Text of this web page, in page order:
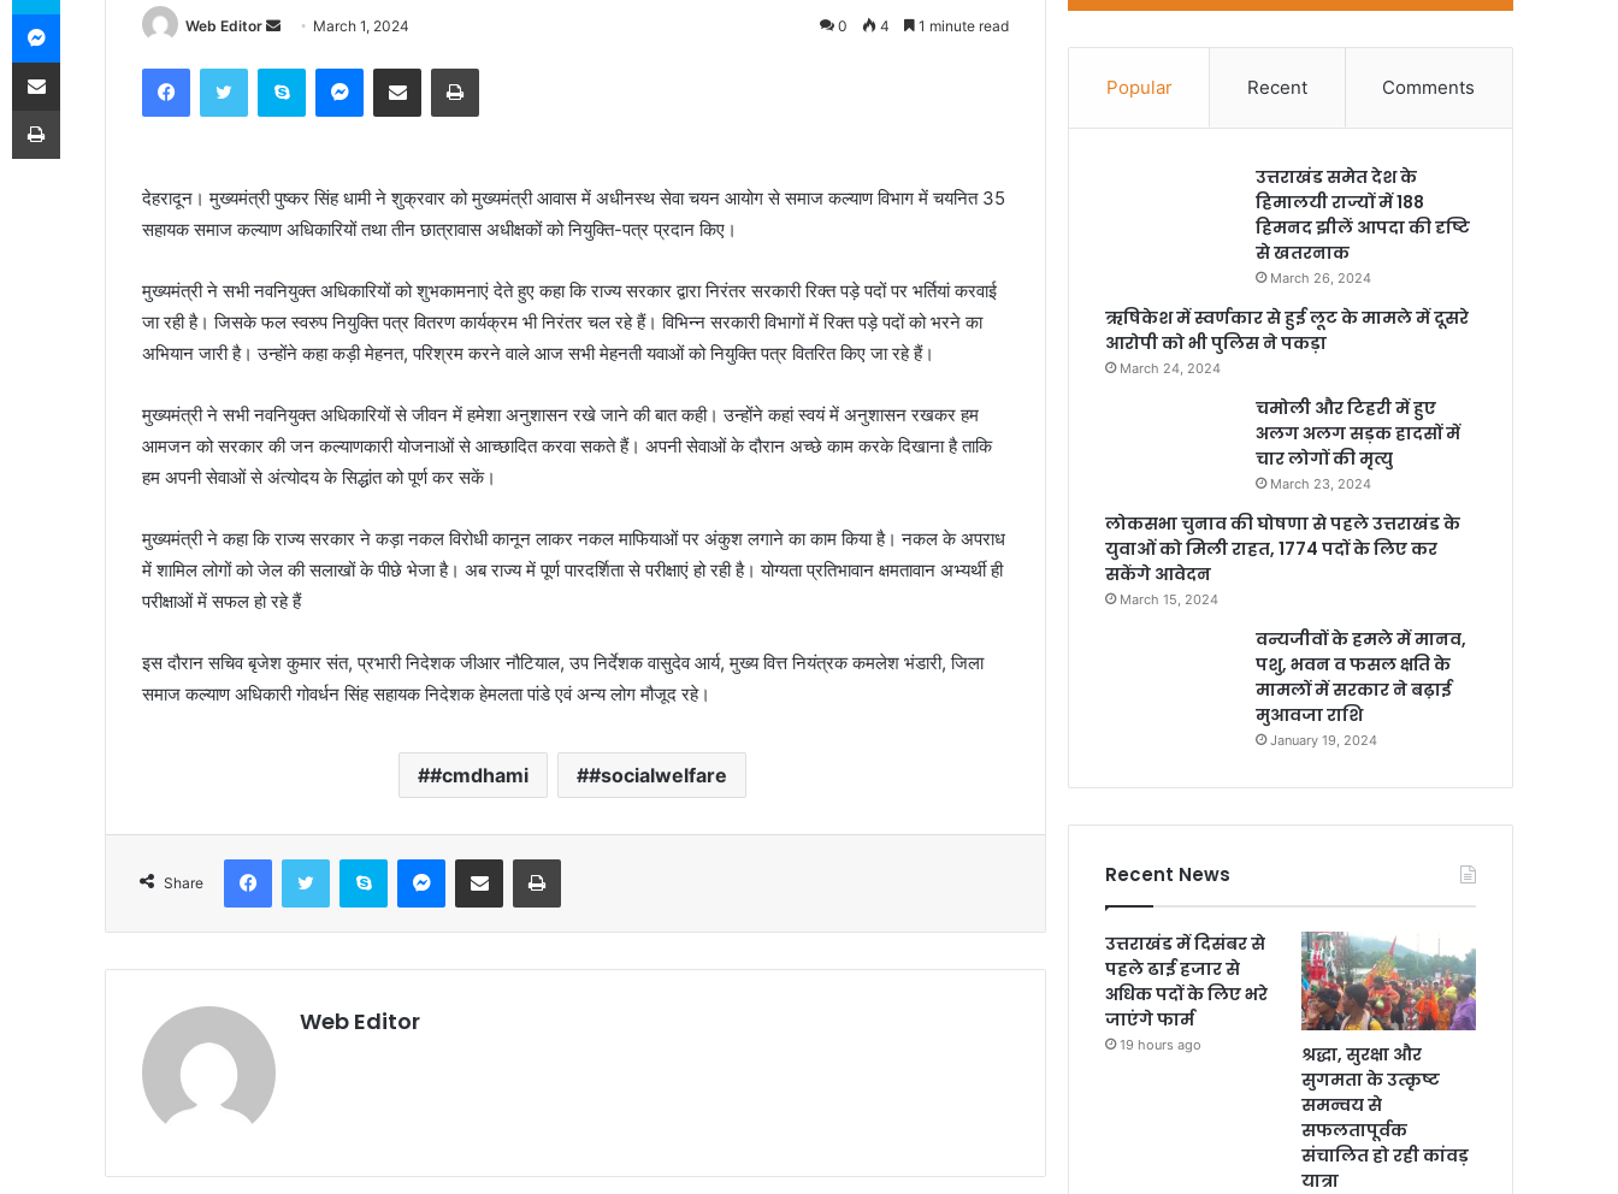
Web Editor
n
d
e
m
i
l
March 1, 2024 0 4 1 minute read
देहरादून। मुख्यमंत्री पुष्कर सिंह धामी ने शुक्रवार को मुख्यमंत्री आवास में अधीनस्थ सेवा चयन आयोग से समाज कल्याण विभाग में चयनित 35
सहायक समाज कल्याण अधिकारियों तथा तीन छात्रावास अधीक्षकों को नियुक्ति-पत्र प्रदान किए।
मुख्यमंत्री ने सभी नवनियुक्त अधिकारियों को शुभकामनाएं देते हुए कहा कि राज्य सरकार द्वारा निरंतर सरकारी रिक्त पड़े पदों पर भर्तियां करवाई
जा रही है। जिसके फल स्वरुप नियुक्ति पत्र वितरण कार्यक्रम भी निरंतर चल रहे हैं। विभिन्न सरकारी विभागों में रिक्त पड़े पदों को भरने का
अभियान जारी है। उन्होंने कहा कड़ी मेहनत, परिश्रम करने वाले आज सभी मेहनती यवाओं को नियुक्ति पत्र वितरित किए जा रहे हैं।
मुख्यमंत्री ने सभी नवनियुक्त अधिकारियों से जीवन में हमेशा अनुशासन रखे जाने की बात कही। उन्होंने कहां स्वयं में अनुशासन रखकर हम
आमजन को सरकार की जन कल्याणकारी योजनाओं से आच्छादित करवा सकते हैं। अपनी सेवाओं के दौरान अच्छे काम करके दिखाना है ताकि
हम अपनी सेवाओं से अंत्योदय के सिद्धांत को पूर्ण कर सकें।
मुख्यमंत्री ने कहा कि राज्य सरकार ने कड़ा नकल विरोधी कानून लाकर नकल माफियाओं पर अंकुश लगाने का काम किया है। नकल के अपराध
में शामिल लोगों को जेल की सलाखों के पीछे भेजा है। अब राज्य में पूर्ण पारदर्शिता से परीक्षाएं हो रही है। योग्यता प्रतिभावान क्षमतावान अभ्यर्थी ही
परीक्षाओं में सफल हो रहे हैं
इस दौरान सचिव बृजेश कुमार संत, प्रभारी निदेशक जीआर नौटियाल, उप निर्देशक वासुदेव आर्य, मुख्य वित्त नियंत्रक कमलेश भंडारी, जिला
समाज कल्याण अधिकारी गोवर्धन सिंह सहायक निदेशक हेमलता पांडे एवं अन्य लोग मौजूद रहे।
#cmdhami #socialwelfare
Share
Web Editor
Popular Recent Comments
उत्तराखंड समेत देश के
हिमालयी राज्यों में 188
हिमनद झीलें आपदा की दृष्टि
से खतरनाक
March 26, 2024
ऋषिकेश में स्वर्णकार से हुई लूट के मामले में दूसरे
आरोपी को भी पुलिस ने पकड़ा
March 24, 2024
चमोली और टिहरी में हुए
अलग अलग सड़क हादसों में
चार लोगों की मृत्यु
March 23, 2024
लोकसभा चुनाव की घोषणा से पहले उत्तराखंड के
युवाओं को मिली राहत, 1774 पदों के लिए कर
सकेंगे आवेदन
March 15, 2024
वन्यजीवों के हमले में मानव,
पशु, भवन व फसल क्षति के
मामलों में सरकार ने बढ़ाई
मुआवजा राशि
January 19, 2024
Recent News
उत्तराखंड में दिसंबर से
पहले ढाई हजार से
अधिक पदों के लिए भरे
जाएंगे फार्म
19 hours ago
श्रद्धा, सुरक्षा और
सुगमता के उत्कृष्ट
समन्वय से
सफलतापूर्वक
संचालित हो रही कांवड़
यात्रा
Messenger